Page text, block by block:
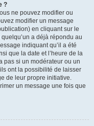
?
ne pouvez modifier ou
modifier un message
en cliquant sur le
a déjà répondu au
indiquant qu’il a été
que la date et l’heure de la
pas si un modérateur ou un
ont la possibilité de laisser
de leur propre initiative.
un message une fois que